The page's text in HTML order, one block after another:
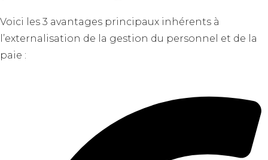
Voici les 3 avantages principaux inhérents à
l’externalisation de la gestion du personnel et de la
paie :